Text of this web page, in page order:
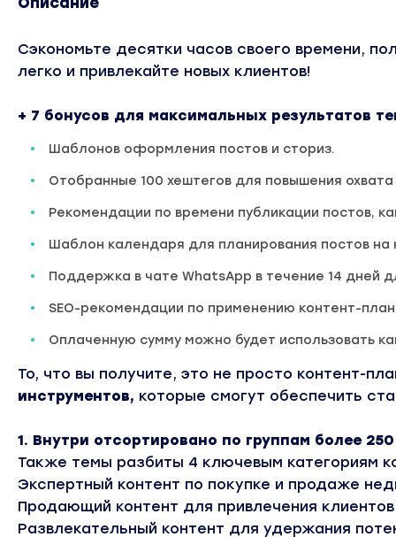
Сэкономьте десятки часов своего времени,
легко и привлекайте новых клиентов!
+ 7 бонусов для максимальных результатов
Шаблонов оформления постов и сториз.
Отобранные 100 хештегов для повышения
Рекомендации по времени публикации постов,
Шаблон календаря для планирования постов
Поддержка в чате WhatsApp в течение 14 дней
SEO-рекомендации по применению контент-
Оплаченную сумму можно будет использовать
То, что вы получите, это не просто контент-
инструментов, которые смогут обеспечить
1. Внутри отсортировано по группам более
Также темы разбиты 4 ключевым категориям
Экспертный контент по покупке и продаже
Продающий контент для привлечения
Развлекательный контент для удержания